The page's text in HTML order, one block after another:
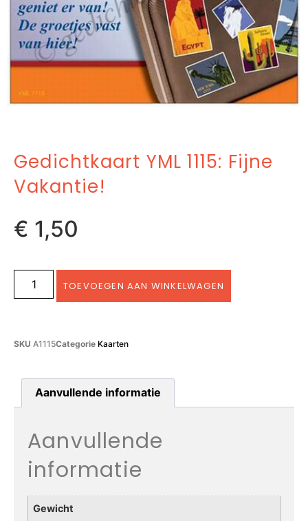
Gedichtkaart YML 1115: Fijne
Vakantie!
€ 1,50
TOEVOEGEN AAN WINKELWAGEN
SKU A1115Categorie Kaarten
Aanvullende informatie
Aanvullende
informatie
Gewicht